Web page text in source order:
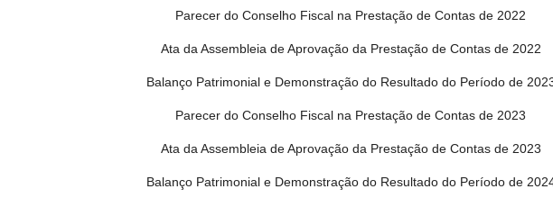
Parecer do Conselho Fiscal na Prestação de Contas de 2022
Ata da Assembleia de Aprovação da Prestação de Contas de 2022
Balanço Patrimonial e Demonstração do Resultado do Período de
Parecer do Conselho Fiscal na Prestação de Contas de 2023
Ata da Assembleia de Aprovação da Prestação de Contas de 2023
Balanço Patrimonial e Demonstração do Resultado do Período de